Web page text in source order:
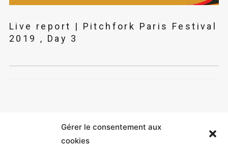
Gérer le consentement aux
cookies
Live report | Pitchfork Paris Festival
2019 , Day 3